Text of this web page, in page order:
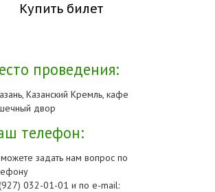
Купить билет
проведения:
Казанский Кремль, кафе
двор
телефон:
задать нам вопрос по
032-01-01 и по e-mail: